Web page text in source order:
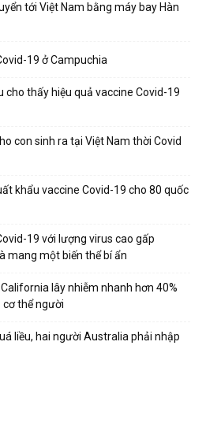
tới Việt Nam bằng máy bay Hàn
19 ở Campuchia
cho thấy hiệu quả vaccine Covid-19
con sinh ra tại Việt Nam thời Covid
khẩu vaccine Covid-19 cho 80 quốc
19 với lượng virus cao gấp
mang một biến thể bí ẩn
lây nhiễm nhanh hơn 40%
cơ thể người
liều, hai người Australia phải nhập